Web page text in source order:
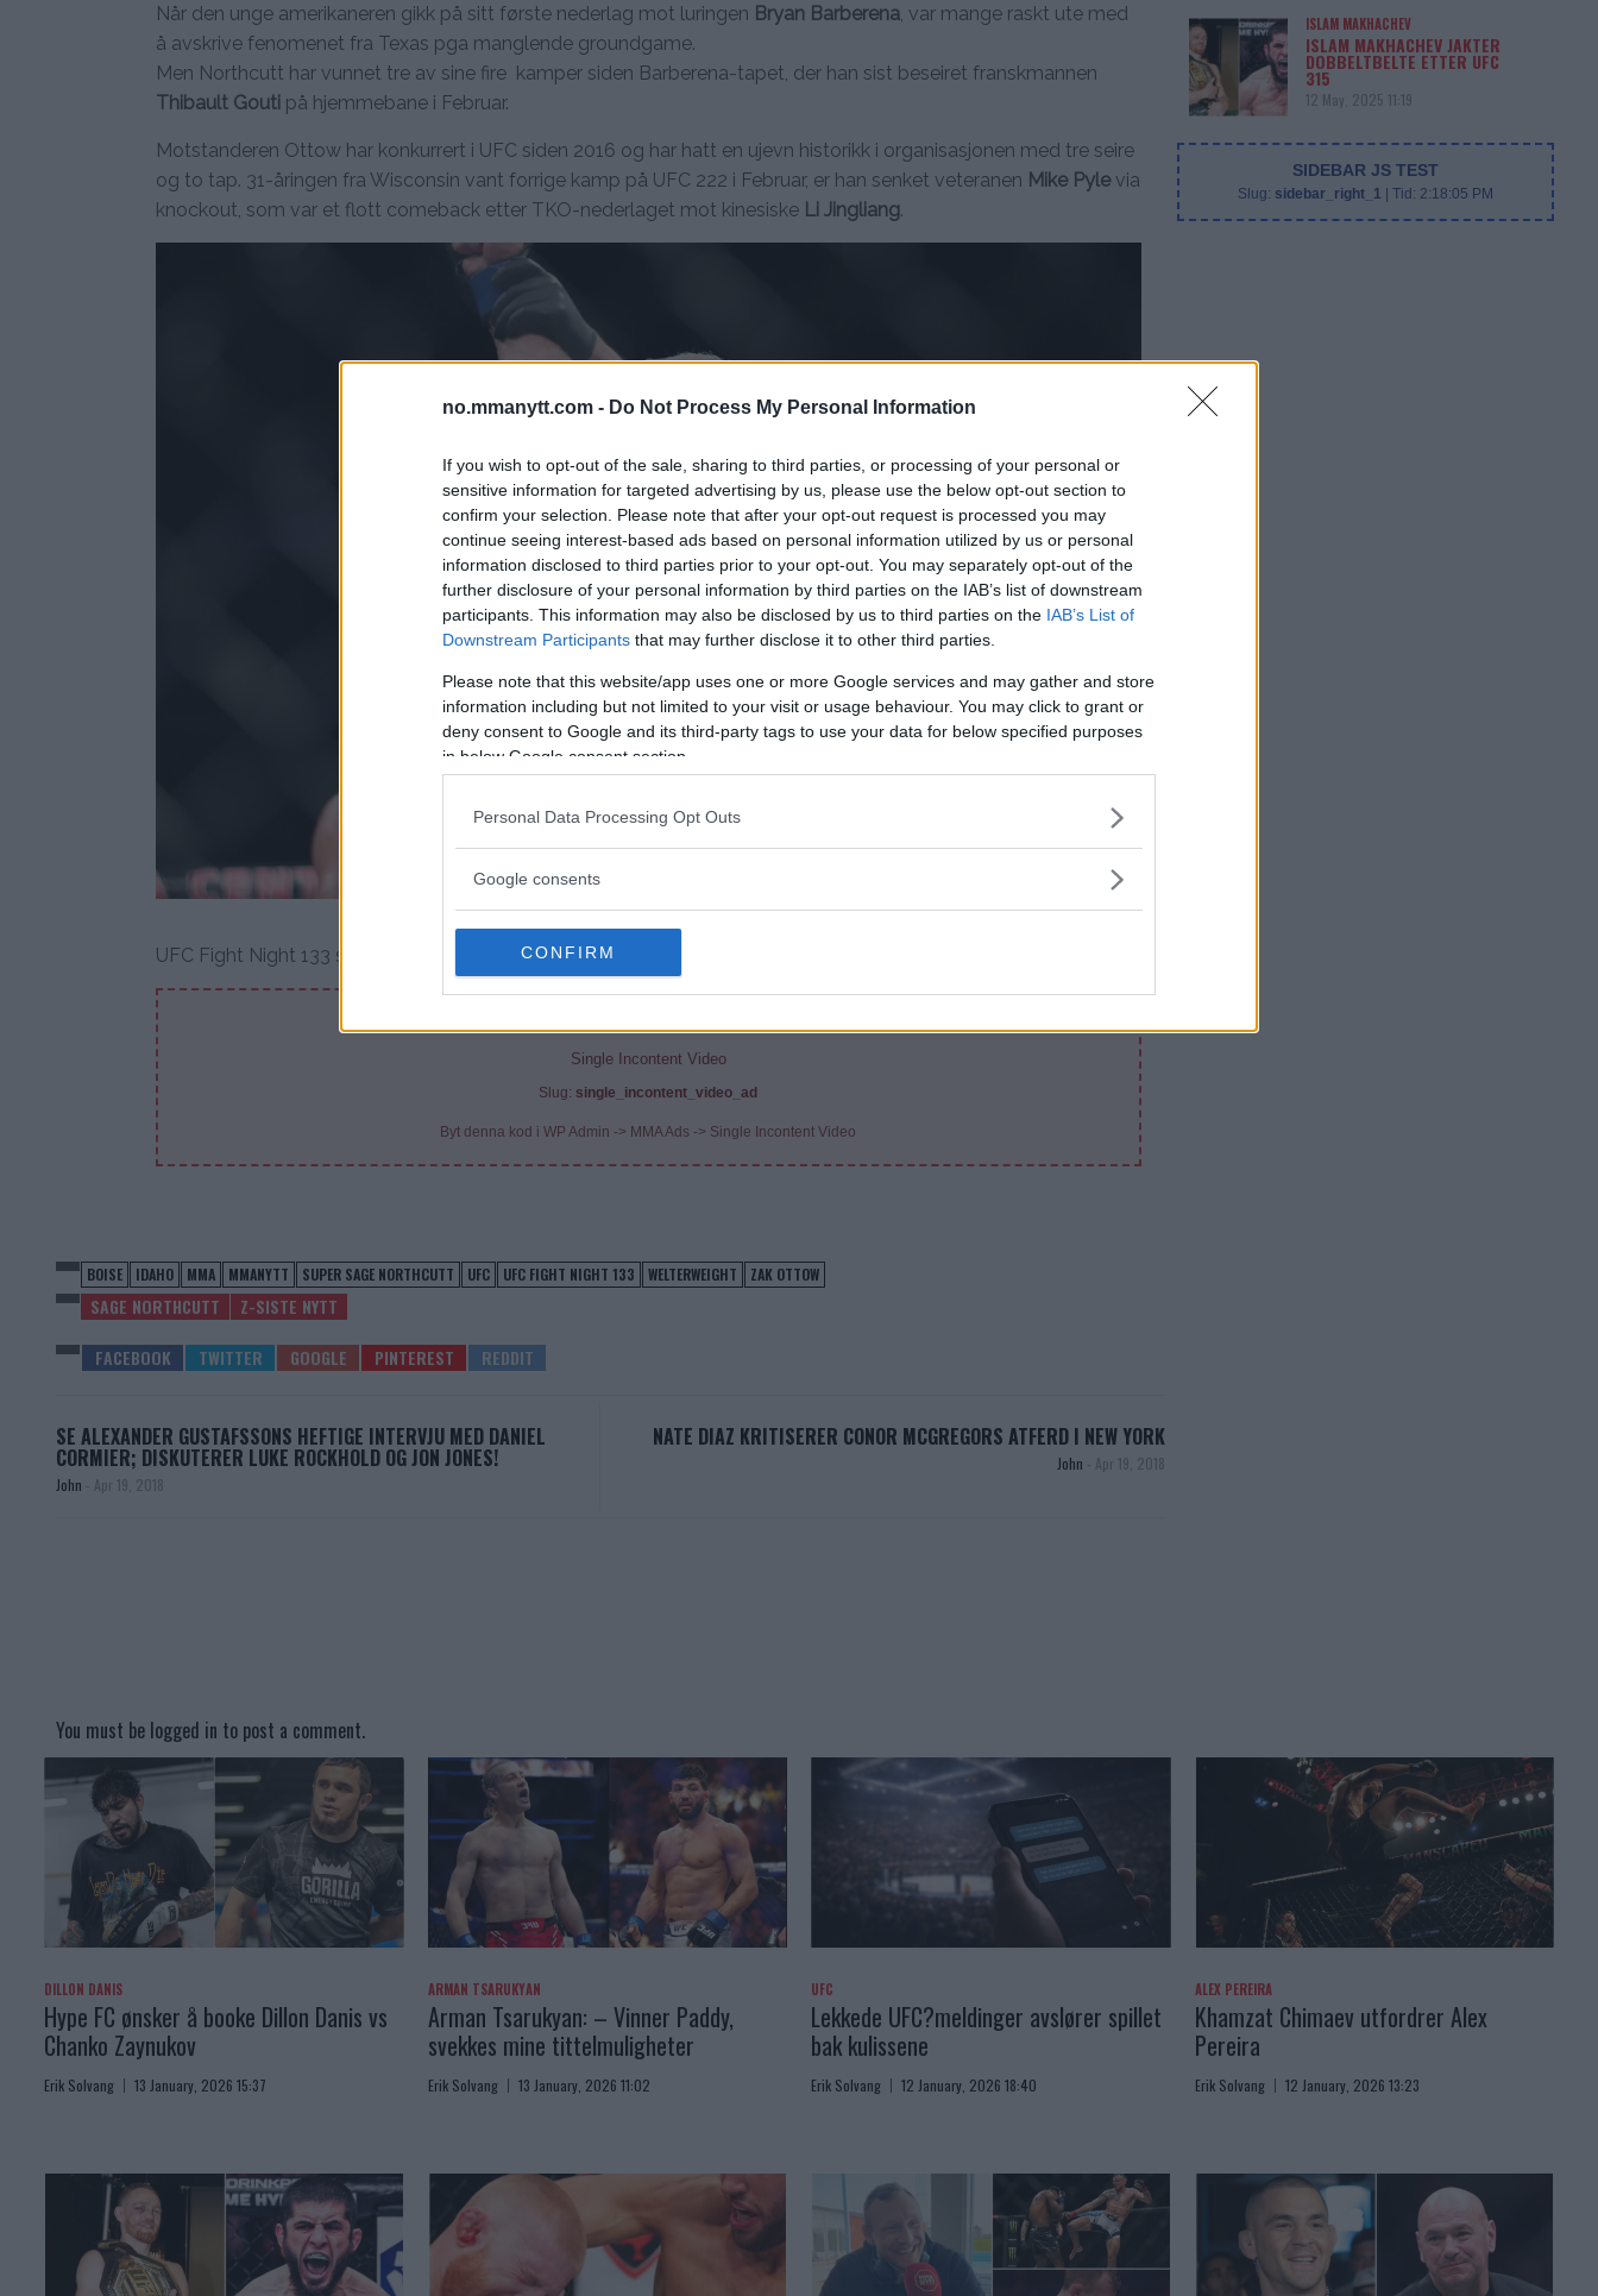
no.mmanytt.com - Do Not Process My Personal Information
If you wish to opt-out of the sale, sharing to third parties, or processing of your personal or
sensitive information for targeted advertising by us, please use the below opt-out section to
confirm your selection. Please note that after your opt-out request is processed you may
continue seeing interest-based ads based on personal information utilized by us or personal
information disclosed to third parties prior to your opt-out. You may separately opt-out of the
further disclosure of your personal information by third parties on the IAB’s list of downstream
participants. This information may also be disclosed by us to third parties on the IAB’s List of
Downstream Participants that may further disclose it to other third parties.
Please note that this website/app uses one or more Google services and may gather and store
information including but not limited to your visit or usage behaviour. You may click to grant or
deny consent to Google and its third-party tags to use your data for below specified purposes
in below Google consent section.
Personal Data Processing Opt Outs
Google consents
CONFIRM
Når den unge amerikaneren gikk på sitt første nederlag mot luringen Bryan Barberena , var mange raskt ute med
å avskrive fenomenet fra Texas pga manglende groundgame.
Men Northcutt har vunnet tre av sine fire kamper siden Barberena-tapet, der han sist beseiret franskmannen
Thibault Gouti på hjemmebane i Februar.
Motstanderen Ottow har konkurrert i UFC siden 2016 og har hatt en ujevn historikk i organisasjonen med tre seire
og to tap. 31-åringen fra Wisconsin vant forrige kamp på UFC 222 i Februar, er han senket veteranen Mike Pylevia
knockout, som var et flott comeback etter TKO-nederlaget mot kinesiske Li Jingliang.
Zak Ottow (hvit skjorte) (Foto: USA TODAY)
UFC Fight Night 133 skjer altså i Boise, Idaho, 14. Juli og ingen andre kamper er ennå bekreftet.
Single Incontent Video
Slug: single_incontent_video_ad
Byt denna kod i WP Admin -> MMA Ads -> Single Incontent Video
BOISE IDAHO MMA MMANYTT SUPER SAGE NORTHCUTT UFC UFC FIGHT NIGHT 133 WELTERWEIGHT ZAK OTTOW
SAGE NORTHCUTT Z-SISTE NYTT
SE ALEXANDER GUSTAFSSONS HEFTIGE INTERVJU MED DANIEL
CORMIER; DISKUTERER LUKE ROCKHOLD OG JON JONES!
John - Apr 19, 2018
NATE DIAZ KRITISERER CONOR MCGREGORS ATFERD I NEW YORK
John - Apr 19, 2018
You must be logged in to post a comment.
ISLAM MAKHACHEV
ISLAM MAKHACHEV JAKTER
DOBBELTBELTE ETTER UFC
315
12 May, 2025 11:19
SIDEBAR JS TEST
Slug: sidebar_right_1 | Tid: 2:18:05 PM
DILLON DANIS
Hype FC ønsker å booke Dillon Danis vs
Chanko Zaynukov
Erik Solvang 13 January, 2026 15:37
ARMAN TSARUKYAN
Arman Tsarukyan: – Vinner Paddy,
svekkes mine tittelmuligheter
Erik Solvang 13 January, 2026 11:02
UFC
Lekkede UFC?meldinger avslører spillet
bak kulissene
Erik Solvang 12 January, 2026 18:40
ALEX PEREIRA
Khamzat Chimaev utfordrer Alex
Pereira
Erik Solvang 12 January, 2026 13:23